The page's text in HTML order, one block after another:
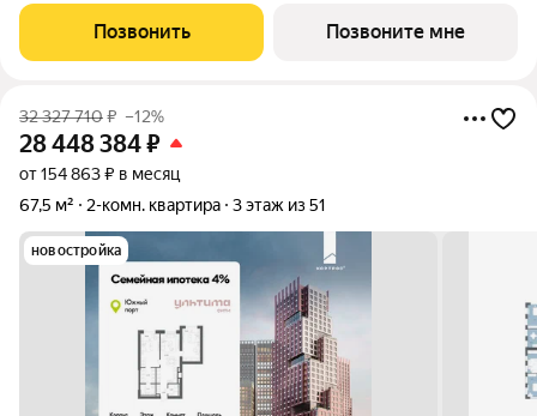
Ипотека для всех на весь
Позвонить Позвоните мне
32 327 710₽ –12%
28 448 384₽
от 154 863 ₽ в месяц
67,5 м²
2-комн. квартира 3 этаж из 51
новостройка